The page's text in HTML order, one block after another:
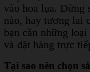
vào hoa lụa. Đừng
nào, hay tương lai
bạn cần những
và đặt hàng trực
Tại sao nên chọn